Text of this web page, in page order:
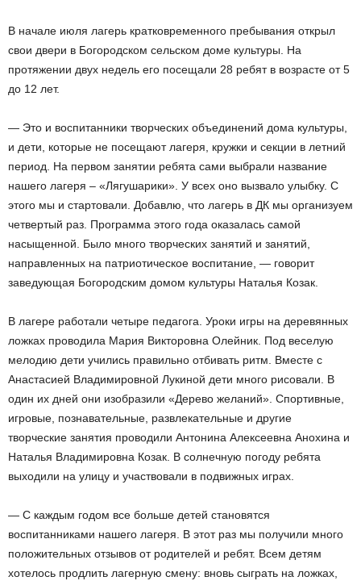
В начале июля лагерь кратковременного пребывания открыл
свои двери в Богородском сельском доме культуры. На
протяжении двух недель его посещали 28 ребят в возрасте от 5
до 12 лет.
— Это и воспитанники творческих объединений дома культуры,
и дети, которые не посещают лагеря, кружки и секции в летний
период. На первом занятии ребята сами выбрали название
нашего лагеря – «Лягушарики». У всех оно вызвало улыбку. С
этого мы и стартовали. Добавлю, что лагерь в ДК мы организуем
четвертый раз. Программа этого года оказалась самой
насыщенной. Было много творческих занятий и занятий,
направленных на патриотическое воспитание, — говорит
заведующая Богородским домом культуры Наталья Козак.
В лагере работали четыре педагога. Уроки игры на деревянных
ложках проводила Мария Викторовна Олейник. Под веселую
мелодию дети учились правильно отбивать ритм. Вместе с
Анастасией Владимировной Лукиной дети много рисовали. В
один их дней они изобразили «Дерево желаний». Спортивные,
игровые, познавательные, развлекательные и другие
творческие занятия проводили Антонина Алексеевна Анохина и
Наталья Владимировна Козак. В солнечную погоду ребята
выходили на улицу и участвовали в подвижных играх.
— С каждым годом все больше детей становятся
воспитанниками нашего лагеря. В этот раз мы получили много
положительных отзывов от родителей и ребят. Всем детям
хотелось продлить лагерную смену: вновь сыграть на ложках,